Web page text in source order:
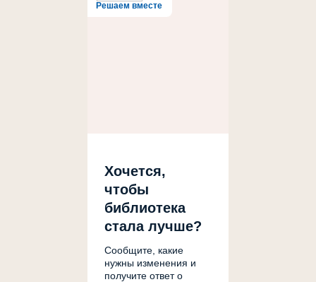
Решаем вместе
Хочется,
чтобы
библиотека
стала лучше?
Сообщите, какие
нужны изменения и
получите ответ о